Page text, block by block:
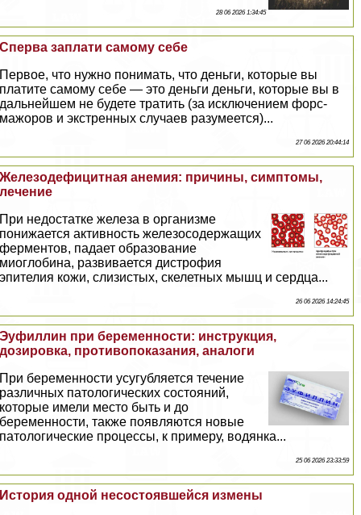
28 06 2026 1:34:45
Сперва заплати самому себе
Первое, что нужно понимать, что деньги, которые вы
платите самому себе — это деньги деньги, которые вы в
дальнейшем не будете тратить (за исключением форс-
мажоров и экстренных случаев разумеется)...
27 06 2026 20:44:14
Железодефицитная анемия: причины, симптомы,
лечение
При недостатке железа в организме
понижается активность железосодержащих
ферментов, падает образование
миоглобина, развивается дистрофия
эпителия кожи, слизистых, скелетных мышц и сердца...
26 06 2026 14:24:45
Эуфиллин при беременности: инструкция,
дозировка, противопоказания, аналоги
При беременности усугубляется течение
различных патологических состояний,
которые имели место быть и до
беременности, также появляются новые
патологические процессы, к примеру, водянка...
25 06 2026 23:33:59
История одной несостоявшейся измены